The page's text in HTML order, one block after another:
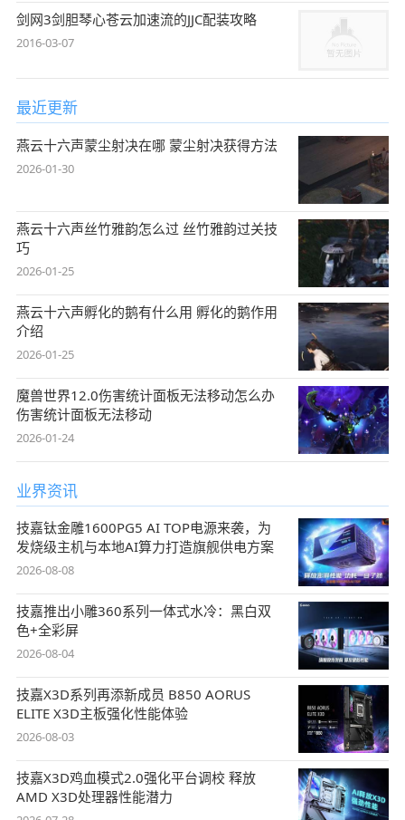
剑网3剑胆琴心苍云加速流的JJC配装攻略
2016-03-07
最近更新
燕云十六声蒙尘射决在哪 蒙尘射决获得方法
2026-01-30
燕云十六声丝竹雅韵怎么过 丝竹雅韵过关技
巧
2026-01-25
燕云十六声孵化的鹅有什么用 孵化的鹅作用
介绍
2026-01-25
魔兽世界12.0伤害统计面板无法移动怎么办
伤害统计面板无法移动
2026-01-24
业界资讯
技嘉钛金雕1600PG5 AI TOP电源来袭，为
发烧级主机与本地AI算力打造旗舰供电方案
2026-08-08
技嘉推出小雕360系列一体式水冷：黑白双
色+全彩屏
2026-08-04
技嘉X3D系列再添新成员 B850 AORUS
ELITE X3D主板强化性能体验
2026-08-03
技嘉X3D鸡血模式2.0强化平台调校 释放
AMD X3D处理器性能潜力